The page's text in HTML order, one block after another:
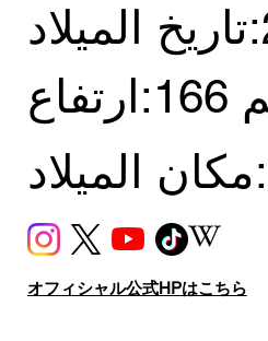
تاريخ الميلاد:
ارتفاع:
مكان الميلاد:
オフィシャル公式HPはこちら